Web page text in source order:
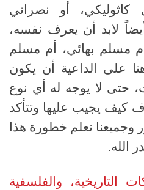
كاثوليكي، أو نصراني
لابد أن يعرف نفسه،
مسلم بهائي، أم مسلم
على الداعية أن يكون
حتى لا يوجه له أي نوع
كيف يجيب عليها وتتأكد
نعلم خطورة هذا
الله.
التاريخية، والفلسفية